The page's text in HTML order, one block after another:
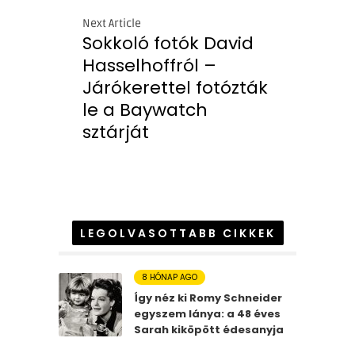
Next Article
Sokkoló fotók David
Hasselhoffról –
Járókerettel fotózták
le a Baywatch
sztárját
LEGOLVASOTTABB CIKKEK
8 HÓNAP AGO
Így néz ki Romy Schneider
egyszem lánya: a 48 éves
Sarah kiköpött édesanyja